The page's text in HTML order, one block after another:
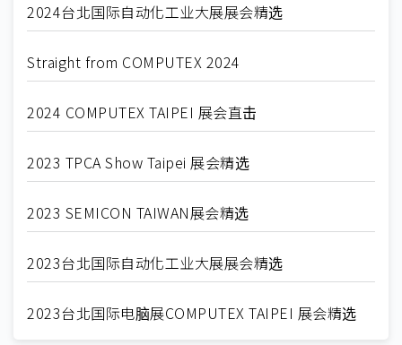
2024台北国际自动化工业大展展会精选
Straight from COMPUTEX 2024
2024 COMPUTEX TAIPEI 展会直击
2023 TPCA Show Taipei 展会精选
2023 SEMICON TAIWAN展会精选
2023台北国际自动化工业大展展会精选
2023台北国际电脑展COMPUTEX TAIPEI 展会精选